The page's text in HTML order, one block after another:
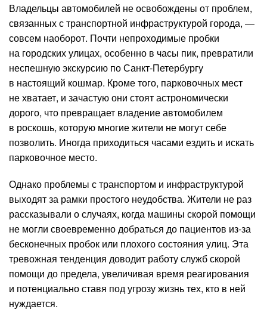
Владельцы автомобилей не освобождены от проблем,
связанных с транспортной инфраструктурой города, —
совсем наоборот. Почти непроходимые пробки
на городских улицах, особенно в часы пик, превратили
неспешную экскурсию по Санкт-Петербургу
в настоящий кошмар. Кроме того, парковочных мест
не хватает, и зачастую они стоят астрономически
дорого, что превращает владение автомобилем
в роскошь, которую многие жители не могут себе
позволить. Иногда приходиться часами ездить и искать
парковочное место.
Однако проблемы с транспортом и инфраструктурой
выходят за рамки простого неудобства. Жители не раз
рассказывали о случаях, когда машины скорой помощи
не могли своевременно добраться до пациентов из-за
бесконечных пробок или плохого состояния улиц. Эта
тревожная тенденция доводит работу служб скорой
помощи до предела, увеличивая время реагирования
и потенциально ставя под угрозу жизнь тех, кто в ней
нуждается.